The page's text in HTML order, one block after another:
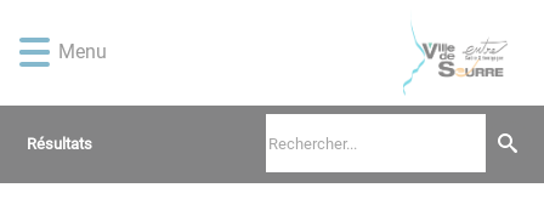
d'accès
rapide
d'accès
rapide
principal
d'accès
rapide
recherche
d'accès
rapide
page
Menu
Résultats